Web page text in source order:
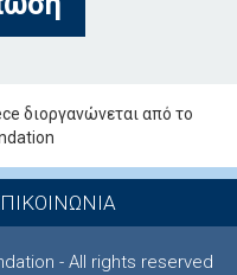
διοργανώνεται από το
- All rights reserved